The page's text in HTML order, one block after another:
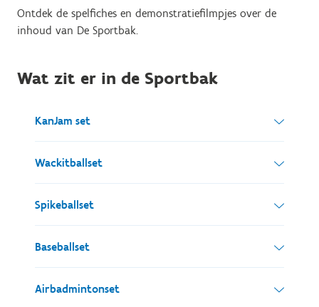
Ontdek de spelfiches en demonstratiefilmpjes over de
inhoud van De Sportbak.
Wat zit er in de Sportbak
KanJam set
2 duurzame, makkelijk mee te nemen vaten
disc
Wackitballset
1 wackitballbase
1 draagtas
belijningsset
Spikeballset
1 kader met net (diam. 91,50cm)
een draagtas
Baseballset
1 vanghandschoen Senior 12", links
Airbadmintonset